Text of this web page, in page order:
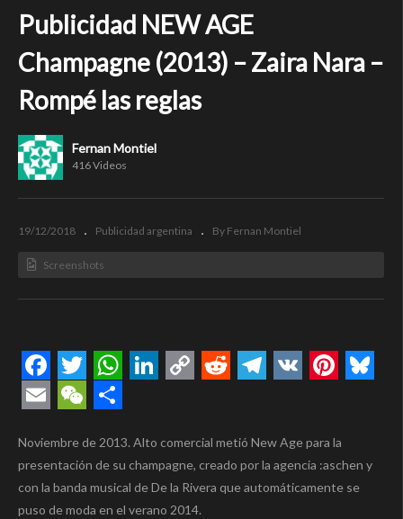
Publicidad NEW AGE
Champagne (2013) – Zaira Nara –
Rompé las reglas
Fernan Montiel
416 Videos
19/12/2018 Publicidad argentina By Fernan Montiel
Screenshots
Facebook
TwitterWhatsApp
Noviembre de 2013. Alto comercial metió New Age para la
presentación de su champagne, creado por la agencia :aschen y
con la banda musical de De la Rivera que automáticamente se
puso de moda en el verano 2014.